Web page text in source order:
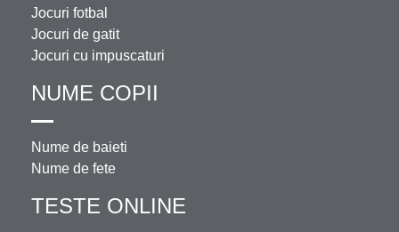
Jocuri fotbal
Jocuri de gatit
Jocuri cu impuscaturi
NUME COPII
Nume de baieti
Nume de fete
TESTE ONLINE